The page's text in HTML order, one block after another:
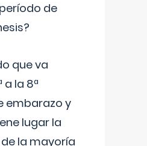
de
que va
a la 8ª
embarazo y
lugar la
la mayoría